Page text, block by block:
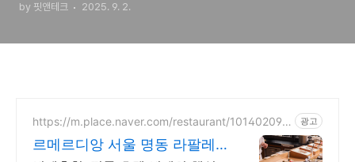
by 핏앤테크 2025. 9. 2.
https://m.place.naver.com/restaurant/101402094
광고
르메르디앙 서울 명동 라팔레